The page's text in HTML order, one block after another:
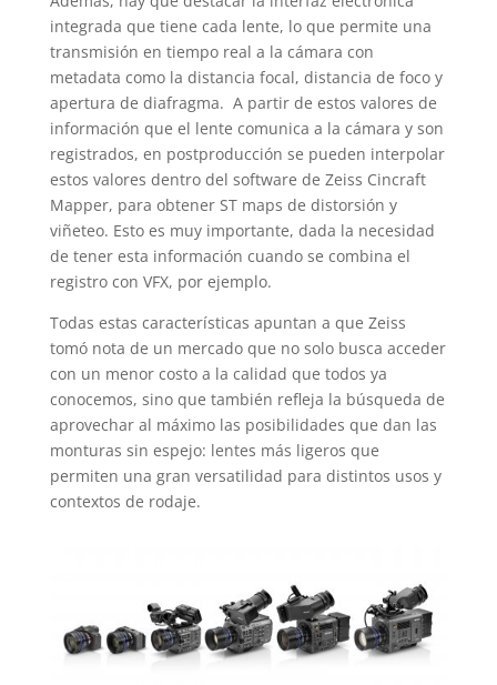
integrada que tiene cada lente, lo que permite una
transmisión en tiempo real a la cámara con
metadata como la distancia focal, distancia de foco y
apertura de diafragma. A partir de estos valores de
información que el lente comunica a la cámara y son
registrados, en postproducción se pueden interpolar
estos valores dentro del software de Zeiss Cincraft
Mapper, para obtener ST maps de distorsión y
viñeteo. Esto es muy importante, dada la necesidad
de tener esta información cuando se combina el
registro con VFX, por ejemplo.
Todas estas características apuntan a que Zeiss
tomó nota de un mercado que no solo busca acceder
con un menor costo a la calidad que todos ya
conocemos, sino que también refleja la búsqueda de
aprovechar al máximo las posibilidades que dan las
monturas sin espejo: lentes más ligeros que
permiten una gran versatilidad para distintos usos y
contextos de rodaje.